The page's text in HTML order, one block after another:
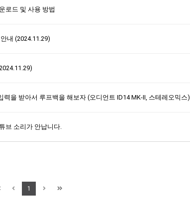
로드 및 사용 방법
내 (2024.11.29)
력을 받아서 루프백을 해보자 (오디언트 ID14 MK-II, 스테레오믹스)
브 소리가 안납니다.
1